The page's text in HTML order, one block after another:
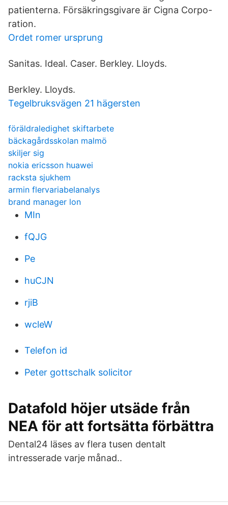
patienterna. Försäkringsgivare är Cigna Corpo-
ration.
Ordet romer ursprung
Sanitas. Ideal. Caser. Berkley. Lloyds.
Berkley. Lloyds.
Tegelbruksvägen 21 hägersten
föräldraledighet skiftarbete
bäckagårdsskolan malmö
skiljer sig
nokia ericsson huawei
racksta sjukhem
armin flervariabelanalys
brand manager lon
MIn
fQJG
Pe
huCJN
rjiB
wcleW
Telefon id
Peter gottschalk solicitor
Datafold höjer utsäde från
NEA för att fortsätta förbättra
Dental24 läses av flera tusen dentalt
intresserade varje månad..